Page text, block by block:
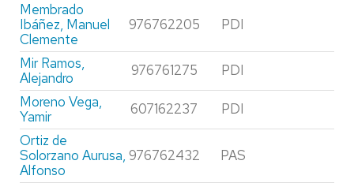
Membrado
Ibáñez, Manuel
Clemente
976762205 PDI
Mir Ramos,
Alejandro
976761275
PDI
Moreno Vega,
Yamir
607162237
PDI
Ortiz de
Solorzano Aurusa,
Alfonso
976762432 PAS